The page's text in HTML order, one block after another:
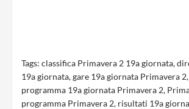
Tags: classifica Primavera 2 19a giornata,
19a giornata,gare 19a giornata Primavera 2,
programma 19a giornata Primavera 2,
programma Primavera 2, risultati 19a